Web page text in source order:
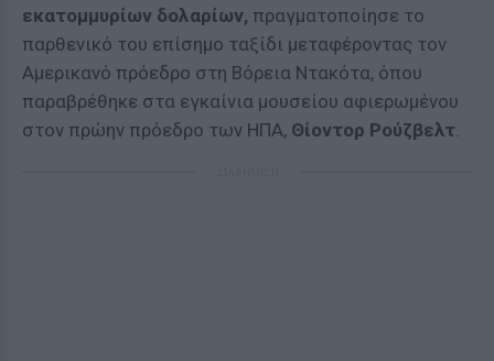
εκατομμυρίων δολαρίων, πραγματοποίησε το
παρθενικό του επίσημο ταξίδι μεταφέροντας τον
Αμερικανό πρόεδρο στη Βόρεια Ντακότα, όπου
παραβρέθηκε στα εγκαίνια μουσείου αφιερωμένου
στον πρώην πρόεδρο των ΗΠΑ, Θίοντορ Ρούζβελτ.